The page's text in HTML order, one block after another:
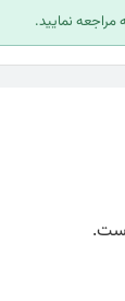
مراجعه نمایید.